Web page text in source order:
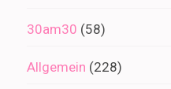
30am30 (58)
Allgemein (228)